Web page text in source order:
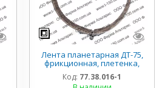
Лента планетарная ДТ-75,
фрикционная, плетенка,
Код: 77.38.016-1